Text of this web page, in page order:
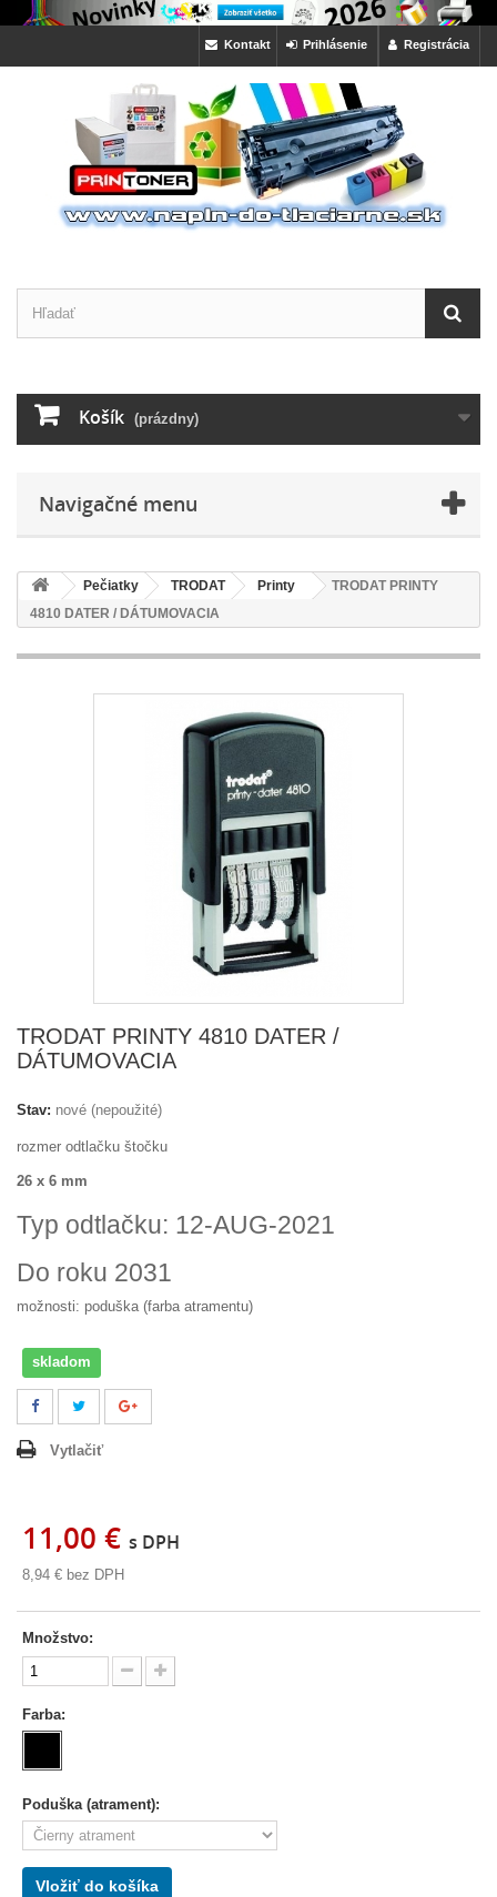
Registrácia
Prihlásenie
Kontakt
Košík (prázdny)
Navigačné menu
Pečiatky TRODAT Printy
TRODAT PRINTY
4810 DATER / DÁTUMOVACIA
TRODAT PRINTY 4810 DATER /
DÁTUMOVACIA
Stav: nové (nepoužité)
rozmer odtlačku štočku
26 x 6 mm
Typ odtlačku: 12-AUG-2021
Do roku 2031
možnosti: poduška (farba atramentu)
skladom
Vytlačiť
11,00 € s DPH
8,94 € bez DPH
Množstvo:
Farba:
Poduška (atrament):
Vložiť do košíka